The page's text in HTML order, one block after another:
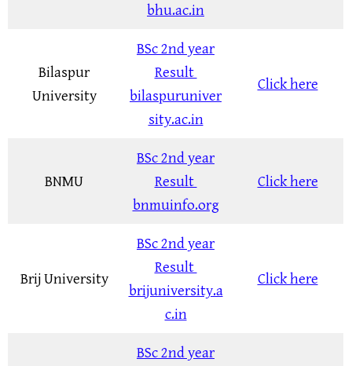
bhu.ac.in
Bilaspur
University
BSc 2nd year
Result
bilaspuruniver
sity.ac.in
Click here
BNMU
BSc 2nd year
Result
bnmuinfo.org
Click here
Brij University
BSc 2nd year
Result
brijuniversity.a
c.in
Click here
BSc 2nd year